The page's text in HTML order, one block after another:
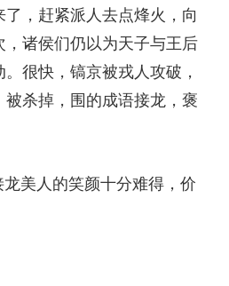
，赶紧派人去点烽火，向
诸侯们仍以为天子与王后
很快，镐京被戎人攻破，
被杀掉，围的成语接龙，褒
龙美人的笑颜十分难得，价